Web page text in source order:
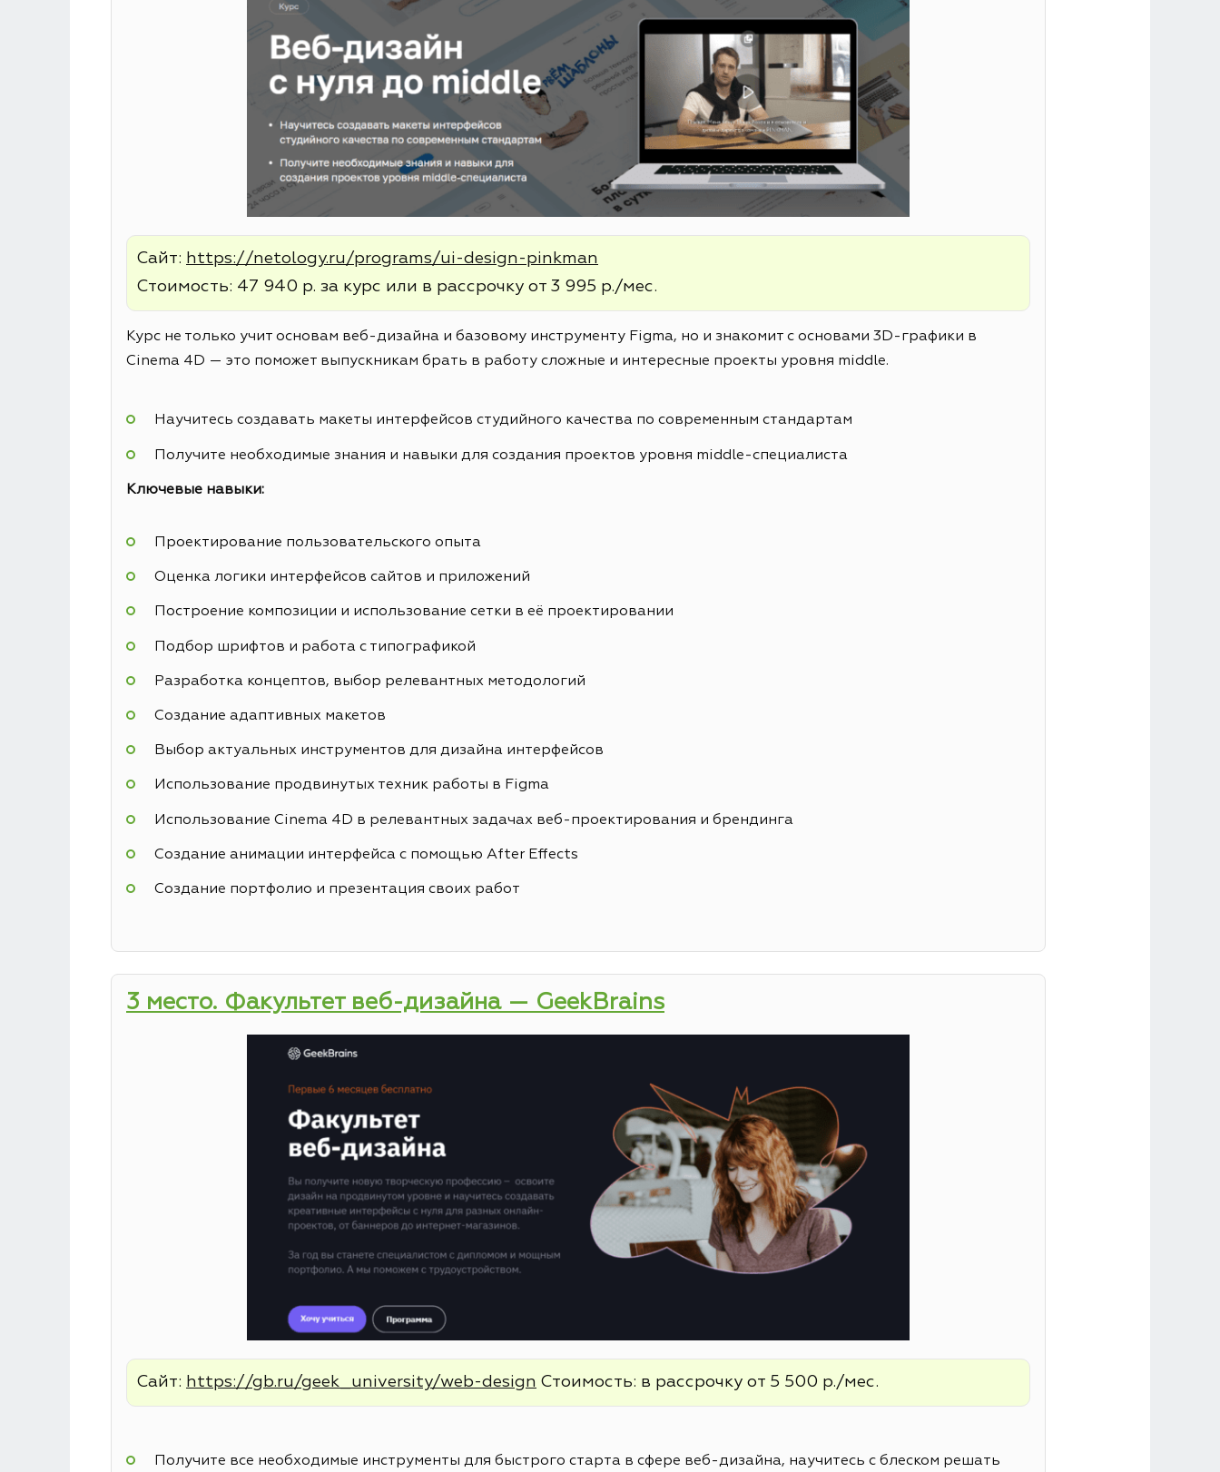
Сайт: https://netology.ru/programs/ui-design-pinkman
Стоимость: 47 940 р. за курс или в рассрочку от 3 995 р./мес.
Курс не только учит основам веб-дизайна и базовому инструменту Figma, но и знакомит с основами 3D-графики в
Cinema 4D — это поможет выпускникам брать в работу сложные и интересные проекты уровня middle.
Научитесь создавать макеты интерфейсов студийного качества по современным стандартам
Получите необходимые знания и навыки для создания проектов уровня middle-специалиста
Ключевые навыки:
Проектирование пользовательского опыта
Оценка логики интерфейсов сайтов и приложений
Построение композиции и использование сетки в её проектировании
Подбор шрифтов и работа с типографикой
Разработка концептов, выбор релевантных методологий
Создание адаптивных макетов
Выбор актуальных инструментов для дизайна интерфейсов
Использование продвинутых техник работы в Figma
Использование Cinema 4D в релевантных задачах веб-проектирования и брендинга
Создание анимации интерфейса с помощью After Effects
Создание портфолио и презентация своих работ
3 место. Факультет веб-дизайна — GeekBrains
Сайт: https://gb.ru/geek_university/web-design Стоимость: в рассрочку от 5 500 р./мес.
Получите все необходимые инструменты для быстрого старта в сфере веб-дизайна, научитесь с блеском решать